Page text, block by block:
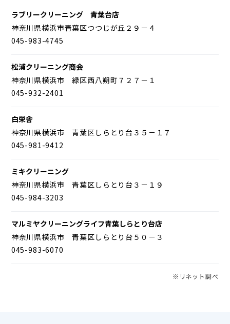
ラブリークリーニング 青葉台店
神奈川県横浜市青葉区つつじが丘２９－４
045-983-4745
松浦クリーニング商会
神奈川県横浜市 緑区西八朔町７２７－１
045-932-2401
白栄舎
神奈川県横浜市 青葉区しらとり台３５－１７
045-981-9412
ミキクリーニング
神奈川県横浜市 青葉区しらとり台３－１９
045-984-3203
マルミヤクリーニングライフ青葉しらとり台店
神奈川県横浜市 青葉区しらとり台５０－３
045-983-6070
※リネット調べ